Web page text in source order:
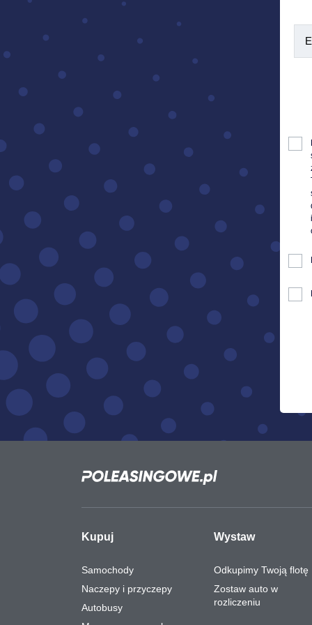
Kupuj
Samochody
Naczepy i przyczepy
Autobusy
Wystaw
Odkupimy Twoją flotę
Zostaw auto w
rozliczeniu